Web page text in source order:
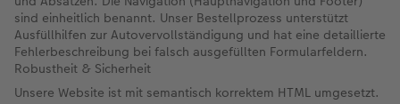
sind einheitlich benannt. Unser Bestellprozess unterstützt
Ausfüllhilfen zur Autovervollständigung und hat eine detaillierte
Fehlerbeschreibung bei falsch ausgefüllten Formularfeldern.
Robustheit & Sicherheit
Unsere Website ist mit semantisch korrektem HTML umgesetzt.